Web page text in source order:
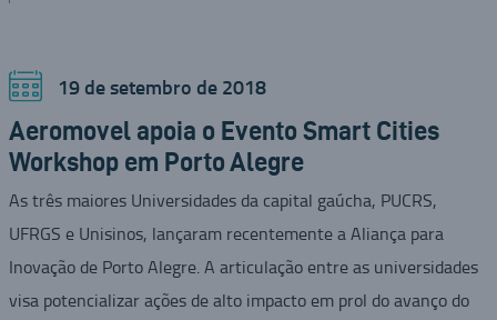
19 de setembro de 2018
Aeromovel apoia o Evento Smart Cities
Workshop em Porto Alegre
As três maiores Universidades da capital gaúcha, PUCRS,
UFRGS e Unisinos, lançaram recentemente a Aliança para
Inovação de Porto Alegre. A articulação entre as universidades
visa potencializar ações de alto impacto em prol do avanço do